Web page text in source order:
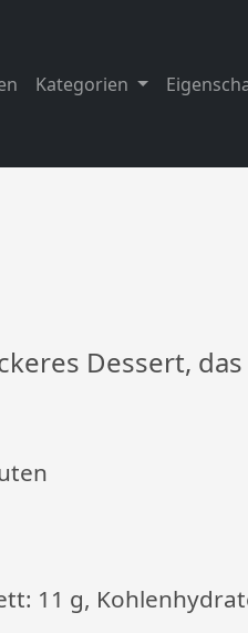
Kategorien
Dessert,
11 g,